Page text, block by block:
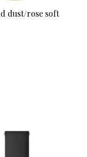
dust/rose soft